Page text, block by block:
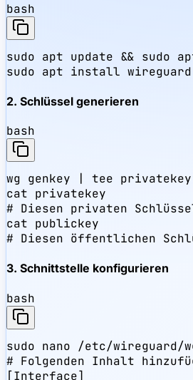
bash
sudo apt update && sudo
sudo apt install
2. Schlüssel generieren
bash
wg genkey | tee
cat privatekey
# Diesen privaten
cat publickey
# Diesen öffentlichen
3. Schnittstelle konfigurieren
bash
sudo nano /etc/wireguard/
# Folgenden Inhalt
[Interface]